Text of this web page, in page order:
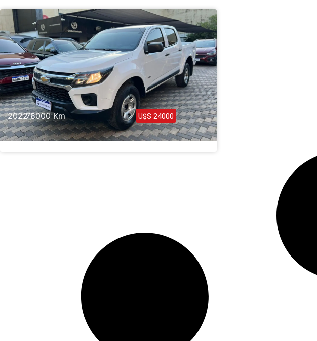
Haz clic aquí
2022 /78000 Km U$S 24000
Chevrolet S10 LS 4×4 2022